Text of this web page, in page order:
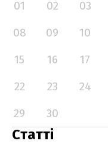
01 02 03
08
09 10
15
16 17
22
23 24
29
30
Статті